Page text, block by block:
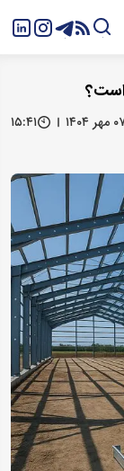
است؟
۱۴۰۴
۱۵:۴۱